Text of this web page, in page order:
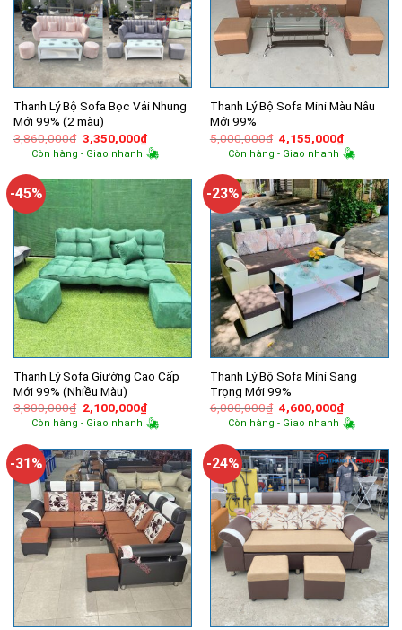
Thanh Lý Bộ Sofa Bọc Vải Nhung
Mới 99% (2 màu)
3,860,000₫ Giá
gốc
là:
3,350,000₫Giá
hiện
tại
3,350,000₫.
Còn hàng - Giao nhanh
Thanh Lý Bộ Sofa Mini Màu Nâu
Mới 99%
5,000,000₫ Giá
gốc
là:
4,155,000₫Giá
hiện
tại
Còn hàng - Giao nhanh
-45%
Thanh Lý Sofa Giường Cao Cấp
Mới 99% (Nhiều Màu)
3,800,000₫ Giá
gốc
là:
2,100,000₫Giá
hiện
tại
2,100,000₫.
Còn hàng - Giao nhanh
-23%
Thanh Lý Bộ Sofa Mini Sang
Trọng Mới 99%
6,000,000₫ Giá
gốc
là:
4,600,000₫Giá
hiện
tại
Còn hàng - Giao nhanh
-31% -24%